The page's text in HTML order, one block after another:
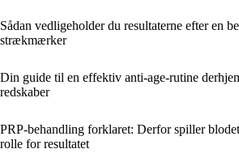
Sådan vedligeholder du resultaterne efter en
strækmærker
Din guide til en effektiv anti-age-rutine
redskaber
PRP-behandling forklaret: Derfor spiller
rolle for resultatet